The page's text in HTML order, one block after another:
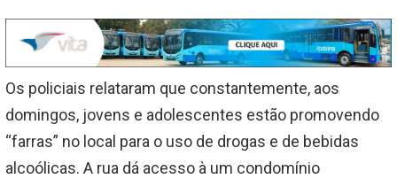
Os policiais relataram que constantemente, aos
domingos, jovens e adolescentes estão promovendo
“farras” no local para o uso de drogas e de bebidas
alcoólicas. A rua dá acesso à um condomínio